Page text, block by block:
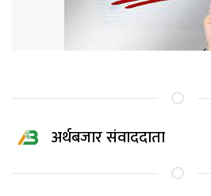
अर्थबजार संवाददाता